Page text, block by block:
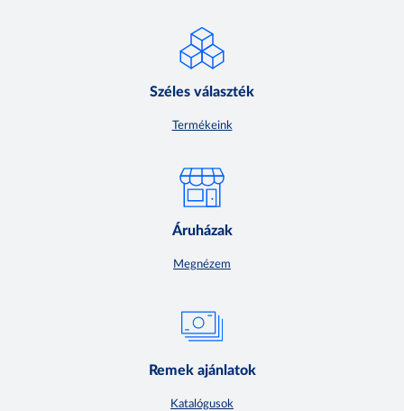
Széles választék
Termékeink
Áruházak
Megnézem
Remek ajánlatok
Katalógusok